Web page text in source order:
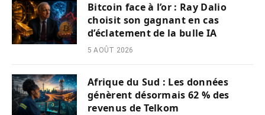
Bitcoin face à l’or : Ray Dalio
choisit son gagnant en cas
d’éclatement de la bulle IA
5 AOÛT 2026
Afrique du Sud : Les données
génèrent désormais 62 % des
revenus de Telkom